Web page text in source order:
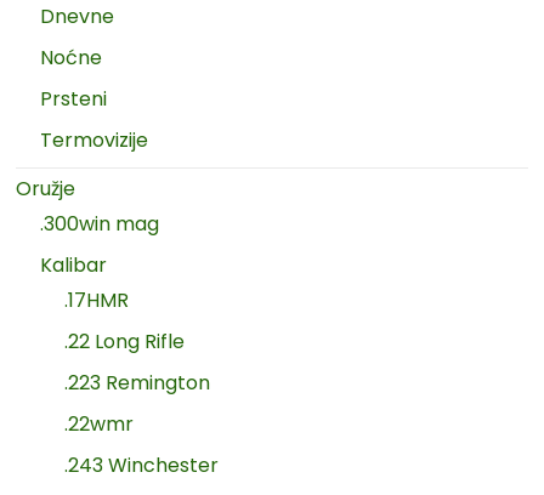
Dnevne
Noćne
Prsteni
Termovizije
Oružje
.300win mag
Kalibar
.17HMR
.22 Long Rifle
.223 Remington
.22wmr
.243 Winchester